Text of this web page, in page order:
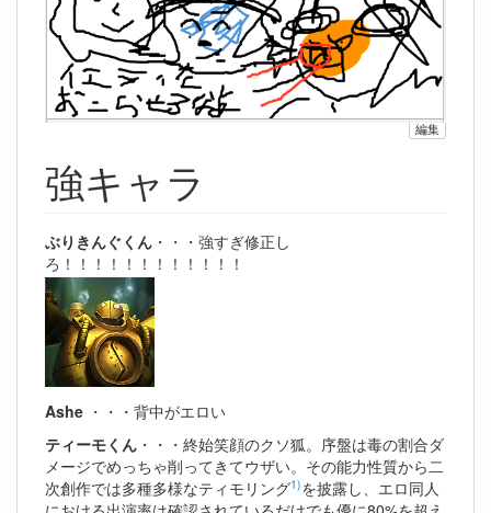
編集
強キャラ
ぶりきんぐくん ・・・強すぎ修正し
ろ！！！！！！！！！！！！
Ashe ・・・背中がエロい
ティーモくん ・・・終始笑顔のクソ狐。序盤は毒の割合ダ
メージでめっちゃ削ってきてウザい。その能力性質から二
次創作では多種多様なティモリング1)を披露し、エロ同人